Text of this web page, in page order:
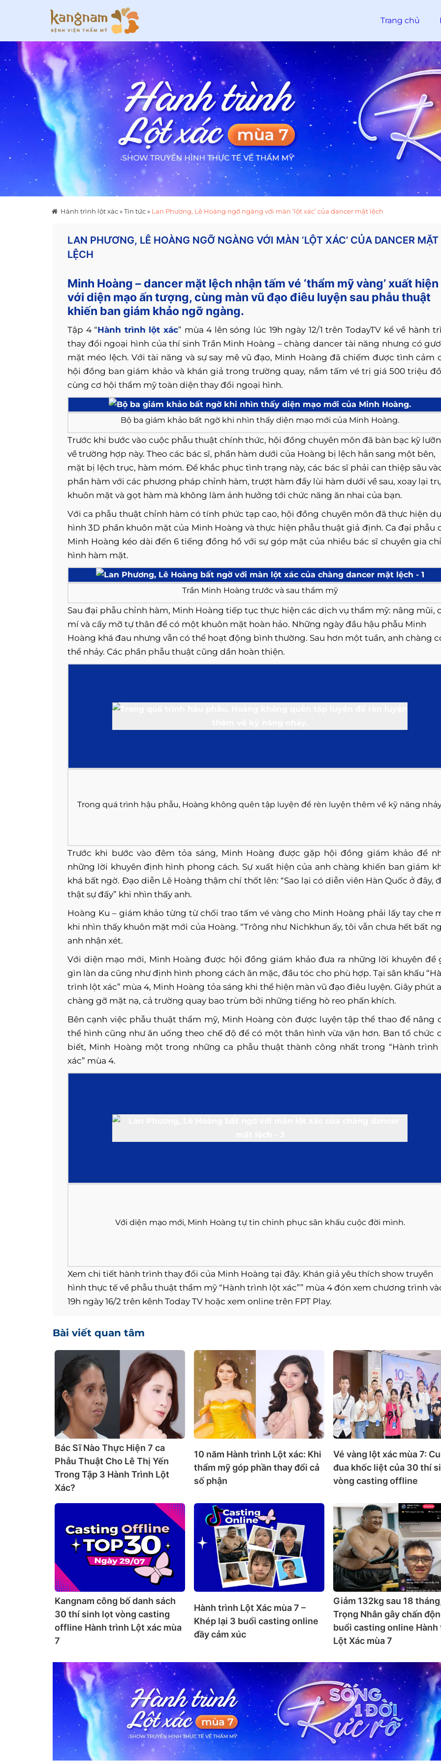
Trang chủ
Hành trình lột xác»Tin tức» Lan Phương, Lê Hoàng ngỡ ngàng với màn ‘lột xác’ của dancer mặt lệch
LAN PHƯƠNG, LÊ HOÀNG NGỠ NGÀNG VỚI MÀN ‘LỘT XÁC’ CỦA DANCER MẶT
LỆCH
Minh Hoàng – dancer mặt lệch nhận tấm vé ‘thẩm mỹ vàng’ xuất hiện
với diện mạo ấn tượng, cùng màn vũ đạo điêu luyện sau phẫu thuật
khiến ban giám khảo ngỡ ngàng.
Tập 4 “Hành trình lột xác” mùa 4 lên sóng lúc 19h ngày 12/1 trên TodayTV kể về hành
thay đổi ngoại hình của thí sinh Trần Minh Hoàng – chàng dancer tài năng nhưng có
mặt méo lệch. Với tài năng và sự say mê vũ đạo, Minh Hoàng đã chiếm được tình cảm
hội đồng ban giám khảo và khán giả trong trường quay, nắm tấm vé trị giá 500 triệu
cùng cơ hội thẩm mỹ toàn diện thay đổi ngoại hình.
Bộ ba giám khảo bất ngờ khi nhìn thấy diện mạo mới của Minh Hoàng.
Trước khi bước vào cuộc phẫu thuật chính thức, hội đồng chuyên môn đã bàn bạc kỹ
về trường hợp này. Theo các bác sĩ, phần hàm dưới của Hoàng bị lệch hẳn sang một bên,
mặt bị lệch trục, hàm móm. Để khắc phục tình trạng này, các bác sĩ phải can thiệp sâu
phần hàm với các phương pháp chỉnh hàm, trượt hàm đẩy lùi hàm dưới về sau, xoay lại
khuôn mặt và gọt hàm mà không làm ảnh hưởng tới chức năng ăn nhai của bạn.
Với ca phẫu thuật chỉnh hàm có tính phức tạp cao, hội đồng chuyên môn đã thực hiện
hình 3D phần khuôn mặt của Minh Hoàng và thực hiện phẫu thuật giả định. Ca đại phẫu
Minh Hoàng kéo dài đến 6 tiếng đồng hồ với sự góp mặt của nhiều bác sĩ chuyên gia
hình hàm mặt.
Trần Minh Hoàng trước và sau thẩm mỹ
Sau đại phẫu chỉnh hàm, Minh Hoàng tiếp tục thực hiện các dịch vụ thẩm mỹ: nâng mũi,
mí và cấy mỡ tự thân để có một khuôn mặt hoàn hảo. Những ngày đầu hậu phẫu Minh
Hoàng khá đau nhưng vẫn có thể hoạt động bình thường. Sau hơn một tuần, anh chàng
thể nhảy. Các phần phẫu thuật cũng dần hoàn thiện.
Trong quá trình hậu phẫu, Hoàng không quên tập luyện để rèn luyện thêm về kỹ năng
Trước khi bước vào đêm tỏa sáng, Minh Hoàng được gặp hội đồng giám khảo để
những lời khuyên định hình phong cách. Sự xuất hiện của anh chàng khiến ban giám
khá bất ngờ. Đạo diễn Lê Hoàng thậm chí thốt lên: “Sao lại có diễn viên Hàn Quốc ở đây,
thật sự đấy” khi nhìn thấy anh.
Hoàng Ku – giám khảo từng từ chối trao tấm vé vàng cho Minh Hoàng phải lấy tay che
khi nhìn thấy khuôn mặt mới của Hoàng. “Trông như Nichkhun ấy, tôi vẫn chưa hết bất
anh nhận xét.
Với diện mạo mới, Minh Hoàng được hội đồng giám khảo đưa ra những lời khuyên để
gìn làn da cũng như định hình phong cách ăn mặc, đầu tóc cho phù hợp. Tại sân khấu
trình lột xác” mùa 4, Minh Hoàng tỏa sáng khi thể hiện màn vũ đạo điêu luyện. Giây phút
chàng gỡ mặt nạ, cả trường quay bao trùm bởi những tiếng hò reo phấn khích.
Bên cạnh việc phẫu thuật thẩm mỹ, Minh Hoàng còn được luyện tập thể thao để nâng
thể hình cũng như ăn uống theo chế độ để có một thân hình vừa vặn hơn. Ban tổ chức
biết, Minh Hoàng một trong những ca phẫu thuật thành công nhất trong “Hành trình
xác” mùa 4.
Với diện mạo mới, Minh Hoàng tự tin chinh phục sân khấu cuộc đời mình.
Xem chi tiết hành trình thay đổi của Minh Hoàng tại đây. Khán giả yêu thích show truyền
hình thực tế về phẫu thuật thẩm mỹ “Hành trình lột xác”” mùa 4 đón xem chương trình
19h ngày 16/2 trên kênh Today TV hoặc xem online trên FPT Play.
Bài viết quan tâm
Bác Sĩ Nào Thực Hiện 7 ca
Phẫu Thuật Cho Lê Thị Yến
Trong Tập 3 Hành Trình Lột
Xác?
10 năm Hành trình Lột xác: Khi
thẩm mỹ góp phần thay đổi cả
số phận
Vé vàng lột xác mùa 7:
đua khốc liệt của 30 thí
vòng casting offline
Kangnam công bố danh sách
30 thí sinh lọt vòng casting
offline Hành trình Lột xác mùa
7
Hành trình Lột Xác mùa 7 –
Khép lại 3 buổi casting online
đầy cảm xúc
Giảm 132kg sau 18
Trọng Nhân gây chấn
buổi casting online
Lột Xác mùa 7